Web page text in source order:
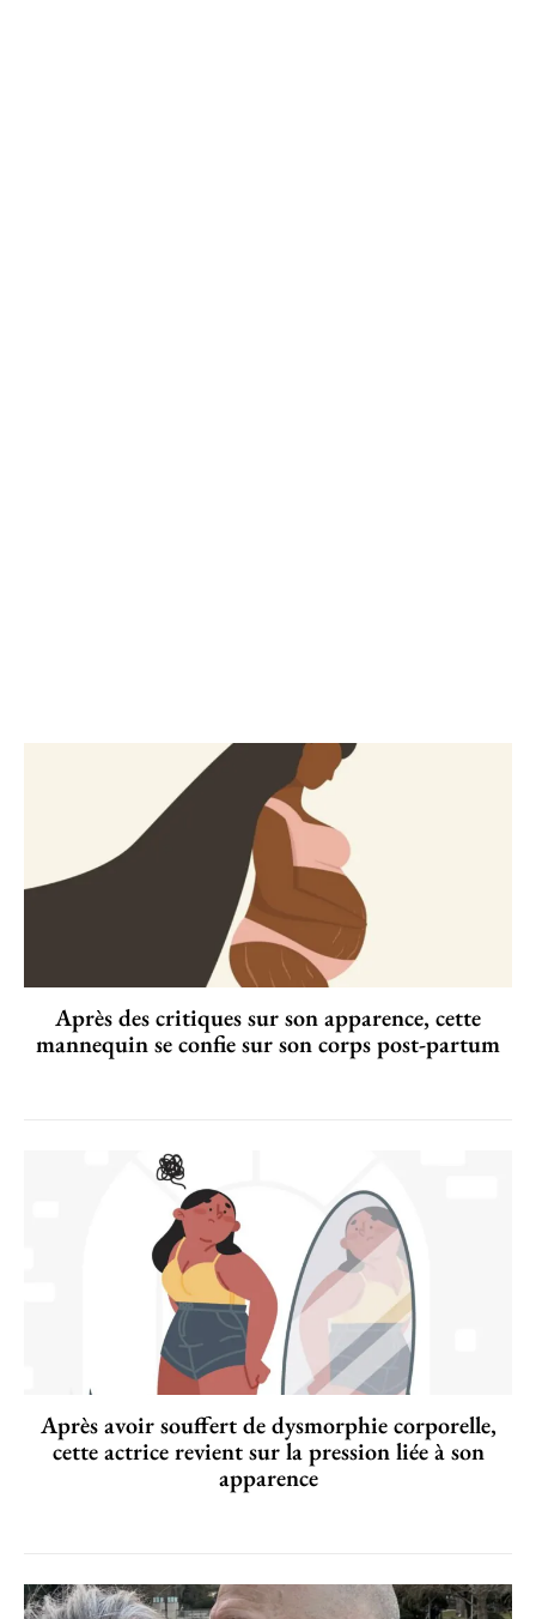
Après des critiques sur son apparence, cette
mannequin se confie sur son corps post-partum
Après avoir souffert de dysmorphie corporelle,
cette actrice revient sur la pression liée à son
apparence